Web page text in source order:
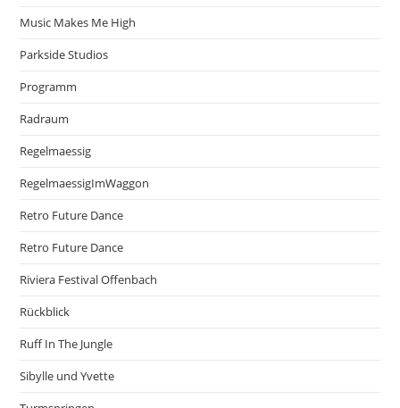
Music Makes Me High
Parkside Studios
Programm
Radraum
Regelmaessig
RegelmaessigImWaggon
Retro Future Dance
Retro Future Dance
Riviera Festival Offenbach
Rückblick
Ruff In The Jungle
Sibylle und Yvette